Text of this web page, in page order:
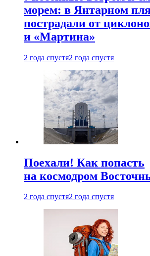
морем: в Янтарном
пострадали от
и «Мартина»
2 года спустя2 года спустя
Поехали! Как попасть
на космодром
2 года спустя2 года спустя